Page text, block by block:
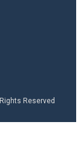
Reserved